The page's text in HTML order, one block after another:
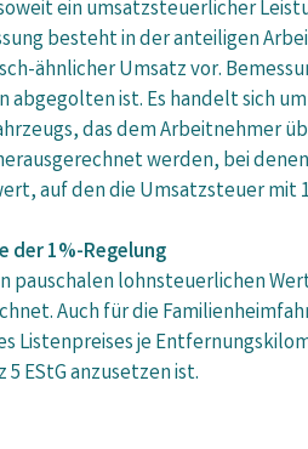
ein umsatzsteuerlicher
besteht in der anteiligen
ähnlicher Umsatz vor.
ist. Es handelt sich
das dem Arbeitnehmer
werden, bei
auf den die Umsatzsteuer mit
der 1%-Regelung
pauschalen lohnsteuerlichen
Auch für die
Listenpreises je
EStG anzusetzen ist.